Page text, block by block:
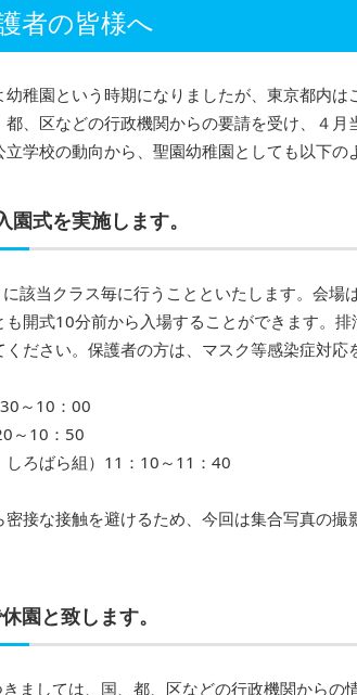
者の皆様へ
幼稚園という時期になりましたが、東京都内
、区などの行政機関からの要請を受け、４
学校の動向から、聖園幼稚園としても以下の
式を実施します。
該当クラス毎に行うことといたします。会場
も開式10分前から入場することができます。
ださい。保護者の方は、マスク等感染症対応
～10：00
～10：50
しろばら組）11：10～11：40
密接な接触を避けるため、今回は集合写真の
園と致します。
ましては、国、都、区などの行政機関から